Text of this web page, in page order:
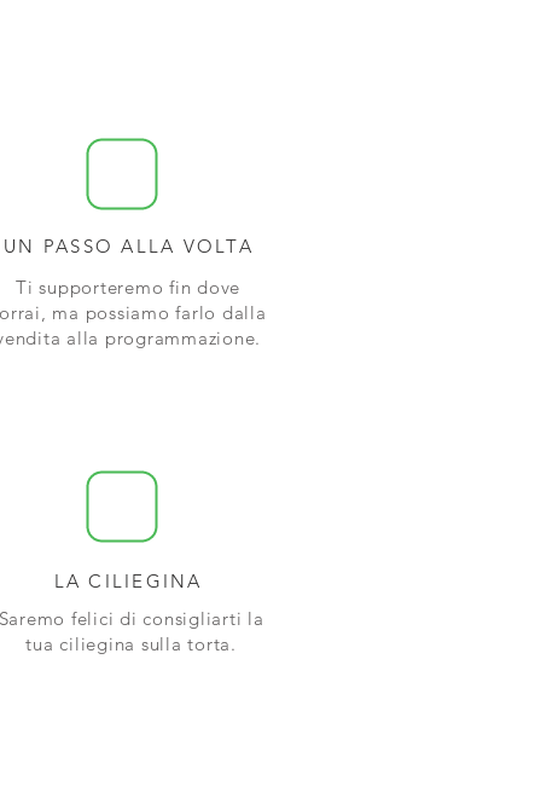
UN PASSO ALLA VOLTA
Ti supporteremo fin dove
ma possiamo farlo dalla
alla programmazione.
LA CILIEGINA
felici di consigliarti la
tua ciliegina sullatorta.